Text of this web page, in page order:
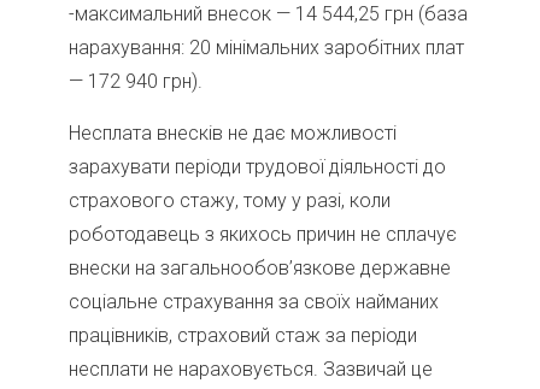
-максимальний внесок — 14 544,25 грн (база
нарахування: 20 мінімальних заробітних плат
— 172 940 грн).
Несплата внесків не дає можливості
зарахувати періоди трудової діяльності до
страхового стажу, тому у разі, коли
роботодавець з якихось причин не сплачує
внески на загальнообов’язкове державне
соціальне страхування за своїх найманих
працівників, страховий стаж за періоди
несплати не нараховується. Зазвичай це